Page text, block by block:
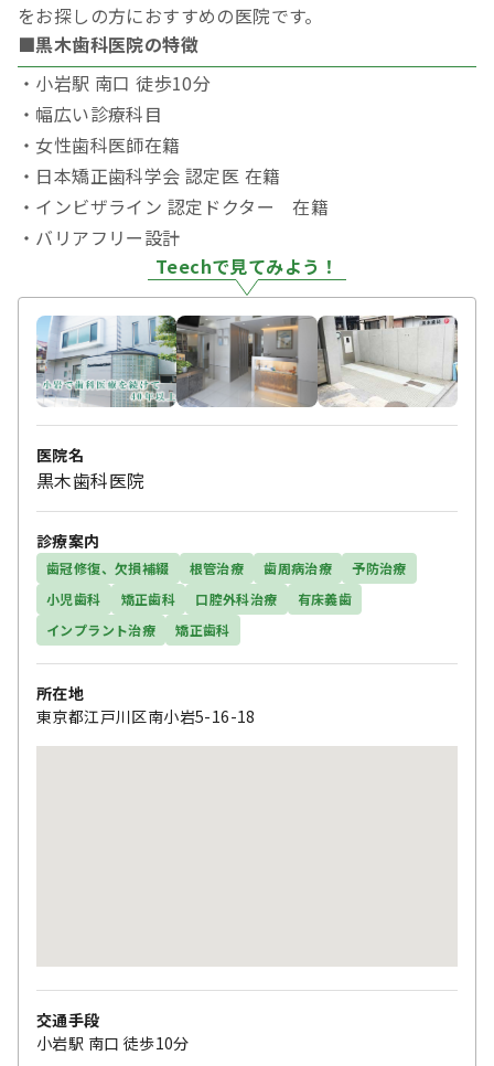
をお探しの方におすすめの医院です。
■黒木歯科医院の特徴
・小岩駅 南口 徒歩10分
・幅広い診療科目
・女性歯科医師在籍
・日本矯正歯科学会 認定医 在籍
・インビザライン 認定ドクター 在籍
・バリアフリー設計
Teechで見てみよう！
医院名
黒木歯科医院
診療案内
歯冠修復、欠損補綴 根管治療 歯周病治療
予防治療
小児歯科
矯正歯科 口腔外科治療
有床義歯
インプラント治療
矯正歯科
所在地
東京都江戸川区南小岩5-16-18
交通手段
小岩駅 南口 徒歩10分